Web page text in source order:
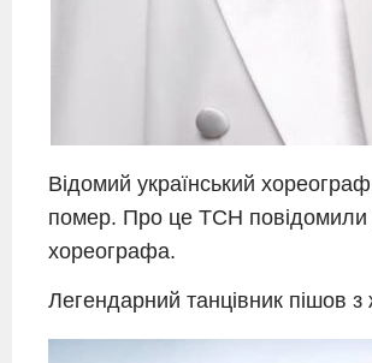
Відомий український
помер. Про це ТСН повідомили
хореографа.
Легендарний танцівник пішов з